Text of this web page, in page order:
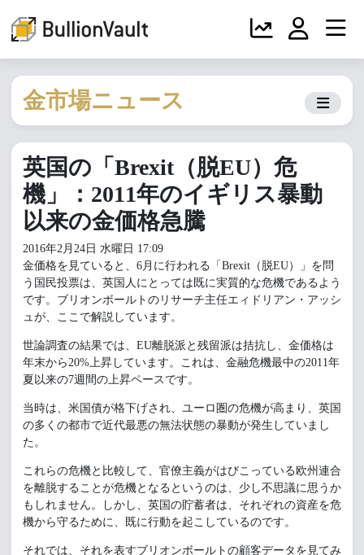
金市場ニュース
英国の「Brexit（脱EU）危
機」：2011年のイギリス暴動
以来の金価格急騰
2016年2月24日 水曜日 17:09
金価格を見ていると、6月に行われる「Brexit（脱EU）」を問
う国民投票は、英国人にとっては既に実質的な危機であるよう
です。ブリオンボールトのリサーチ主任エィドリアン・アッシ
ュが、ここで解説しています。
世論調査の結果では、EU離脱派と残留派は拮抗し、金価格は
年末から20%上昇しています。これは、金融危機最中の2011年
夏以来の7週間の上昇ペースです。
当時は、米国債が格下げされ、ユーロ圏の危機が高まり、英国
の多くの都市で近代最悪の無法状態の暴動が発生していまし
た。
これらの危機と比較して、官僚主義がはびこっている欧州連合
を離脱することが危機となるというのは、少し不思議に思うか
もしれません。しかし、英国の貯蓄者は、それぞれの資産を危
機から守るために、既に行動を起こしているのです。
それでは、それを表すブリオンボールトの顧客データを見てみ